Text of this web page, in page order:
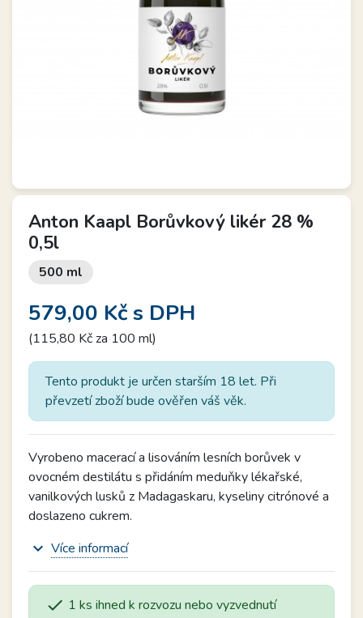
Anton Kaapl Borůvkový likér 28 %
0,5l
500 ml
579,00 Kčs DPH
(115,80 Kč za 100 ml)
Tento produkt je určen starším 18 let. Při
převzetí zboží bude ověřen váš věk.
Vyrobeno macerací a lisováním lesních borůvek v
ovocném destilátu s přidáním meduňky lékařské,
vanilkových lusků z Madagaskaru, kyseliny citrónové a
doslazeno cukrem.
expand_more Více informací
 1 ks ihned k rozvozu nebo vyzvednutí